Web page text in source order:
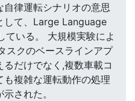
自律運転シナリオの意思
して、Large Language
いる。 大規模実験によ
スクのベースラインアプ
るだけでなく,複数車載コ
も複雑な運転動作の処理
された。